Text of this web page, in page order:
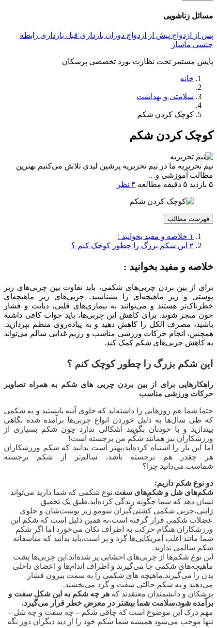
مسائل زناشویی
پس از ازدواج پیش از ازدواج دوران بارداری قبل بارداری رابطه
جنسی ماساژ
پایش مستمر تحت نظارت بورد تخصصی پزشکان
خانه
سلامتی و بهداشت
کوچک کردن شکم
کوچک کردن شکم
تیم تحریریه ما در تیم تحریریه پرشین لیدی تلاش می‌کنیم بهترین
مطالب آموزشی و…
۵ بازدید
۵ دقیقه مطالعه ۴ نظر
فهرست مطالب
۱ خلاصه و مفید بخوانید :
۲ این شکم بزرگ را چطور کوچک کنم ؟
خلاصه و مفید بخوانید :
برای از بین بردن چربی‌های شکمی، باید تفاوت بین چربی‌های زیر
پوستی و زیر ماهیچه‌ای را بشناسید. چربی‌های زیر ماهیچه‌ای
خطرناک‌تر هستند و می‌توانند به بیماری‌های قلبی، دیابت و فشار
خون منجر شوند. برای کاهش این چربی‌ها، باید خواب کافی داشته
باشید، مصرف الکل را کاهش دهید و به پیاده‌روی منظم بپردازید.
همچنین، انجام حرکات ورزشی مناسب و رژیم غذایی سالم می‌تواند
به کاهش چربی‌های شکم کمک کند.
این شکم بزرگ را چطور کوچک کنم ؟
راهکارهایی برای از بین بردن چربی های شکم به همراه تصاویر
حرکات ورزشی مناسب
حتما شما هم روزهایی را داشته‌اید که جلوی آینه بایستید و به شکمی
که طی سال‌ها به دلیل خوردن انواع چربی‌‌ها برآمده شده نگاهی
بیندازید و با خودتان بگویید اشکالی ندارد چون شکم بسیاری از
ورزشکاران نیز همانند شکم من برجسته است!
اما این بار را اشتباه کرده‌اید،بهتر است بدانید که شکم ورزشکاران
هر چقدر هم برجسته باشد، سالم‌تر از شکم برجسته
شماست.می‌دانید چرا؟
دو نوع شکم داریم:
شکم‌های شل و شکم‌های سفت.نوع شکمی که شما دارید می‌تواند
نشان دهد که شما چگونه زندگی کرده‌اید.طبق یک تحقیق
ژاپنی،چربی شکمی کشتی‌گیران سومو زیر پوست‌شان و جلوی
عضلات شکمی قرار گرفته است،به همین دلیل است که شکم این
ورزشکاران هنگام حرکت به اطراف تکان می‌خورد اما اگر شکم
شما مانند اغلب آمریکایی‌ها گرد و پر است،باید بدانید که متاسفانه
شکم سالمی ندارید.
این نوع شکم‌ها از چربی‌های احشایی پر شده‌اند.این چربی‌ها پشت
ماهیچه‌های شکمی جا می‌گیرند و اطراف اندام‌ها و اعضای داخلی
بدن را می‌گیرند.ماهیچه‌ های شکمی را به سمت بیرون فشار
می‌دهند و به شکم حالتی سفت و گرد می‌بخشند.
پزشکان و دانشمندان معتقدند که هر چه شکم به این شکل سفت و
برآمده شود،سلامت شما بیشتر در معرض خطر قرار می‌گیرد.
مهم درک این موضوع است که چاقی شکم – چه سفت و چه شل –
تنها موجب می‌شود همیشه شما شکم خود را از دید دیگران دور نگه